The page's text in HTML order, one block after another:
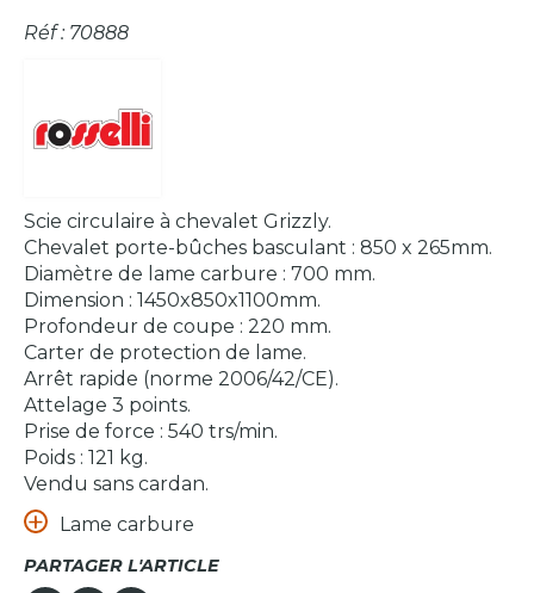
Réf : 70888
Lame carbure
PARTAGER L'ARTICLE
Scie circulaire à chevalet Grizzly.
Chevalet porte-bûches basculant : 850 x 265mm.
Diamètre de lame carbure : 700 mm.
Dimension : 1450x850x1100mm.
Profondeur de coupe : 220 mm.
Carter de protection de lame.
Arrêt rapide (norme 2006/42/CE).
Attelage 3 points.
Prise de force : 540 trs/min.
Poids : 121 kg.
Vendu sans cardan.